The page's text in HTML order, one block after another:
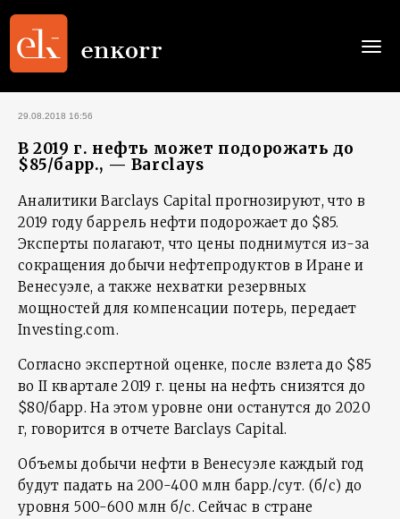
29.08.2018 16:56
В 2019 г. нефть может подорожать до
$85/барр., — Barclays
Аналитики Barclays Capital прогнозируют, что в
2019 году баррель нефти подорожает до $85.
Эксперты полагают, что цены поднимутся из-за
сокращения добычи нефтепродуктов в Иране и
Венесуэле, а также нехватки резервных
мощностей для компенсации потерь, передает
Investing.com.
Согласно экспертной оценке, после взлета до $85
во II квартале 2019 г. цены на нефть снизятся до
$80/барр. На этом уровне они останутся до 2020
г, говорится в отчете Barclays Capital.
Объемы добычи нефти в Венесуэле каждый год
будут падать на 200-400 млн барр./сут. (б/с) до
уровня 500-600 млн б/с. Сейчас в стране